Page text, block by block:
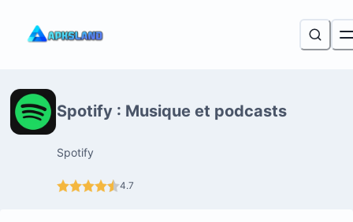
Spotify : Musique et podcasts
Spotify
4.7